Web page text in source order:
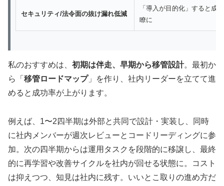
セキュリティ/法令面の抜け漏れ低減
「導入が目的化」すると成
瞭に
私のおすすめは、 初期は伴走、早期から移管設計。最初か
ら「 移管ロードマップ」を作り、社内リーダーを立てて進
めると成功率が上がります。
例えば、1〜2四半期は外部と共同で設計・実装し、同時
に社内メンバーが週次レビューとコードリーディングに参
加。次の四半期からは運用タスクを段階的に移譲し、最終
的に再学習や改善サイクルを社内が回せる状態に。コスト
は抑えつつ、知見は社内に残す。いいとこ取りの進め方だ